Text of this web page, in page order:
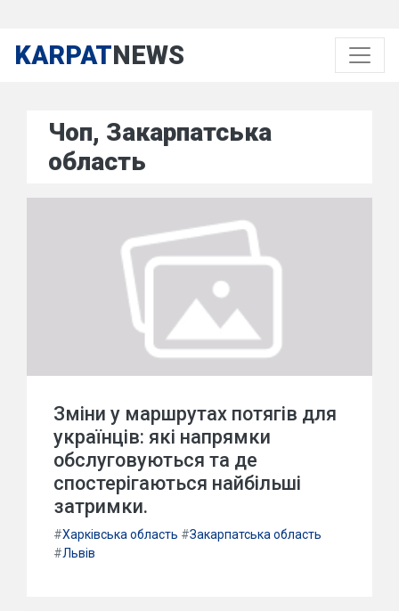
KARPATNEWS
Чоп, Закарпатська
область
Зміни у маршрутах потягів для
українців: які напрямки
обслуговуються та де
спостерігаються найбільші
затримки.
#Харківська область #Закарпатська область
#Львів